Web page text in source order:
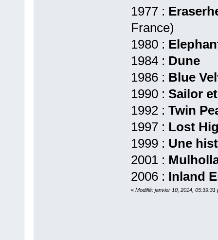
1977 :
France)
1980 :
1984 : Dune
1986 : Blue
1990 : Sailor
1992 : Twin
1997 : Lost
1999 : Une
2001 :
2006 : Inland
« Modifié: janvier 10, 2014, 05:39:31